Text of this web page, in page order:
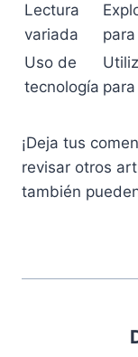
Lectura
variada
Uso de
tecnología
¡Deja tus
revisar otros
también